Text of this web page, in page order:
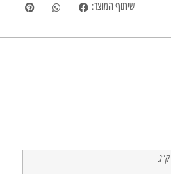
שיתוף המוצר: